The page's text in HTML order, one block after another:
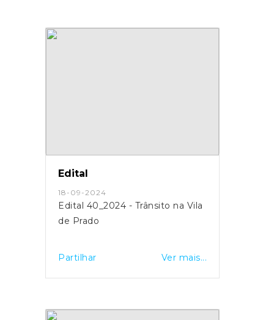
Edital
18-09-2024
Edital 40_2024 - Trânsito na Vila
de Prado
Partilhar Ver mais...